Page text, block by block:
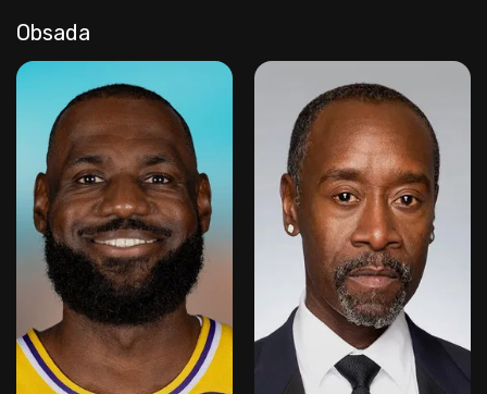
Obsada